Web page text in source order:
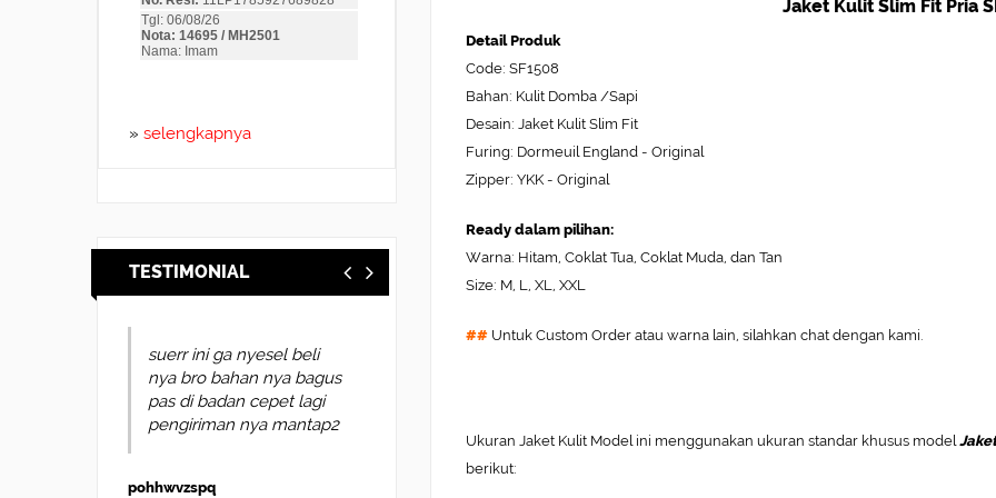
» selengkapnya
TESTIMONIAL
suerr ini ga nyesel beli
nya bro bahan nya bagus
pas di badan cepet lagi
pengiriman nya mantap2
pohhwvzspq
Jaket Kulit Slim Fit Pria
Detail Produk
Code: SF1508
Bahan: Kulit Domba /Sapi
Desain: Jaket Kulit Slim Fit
Furing: Dormeuil England - Original
Zipper: YKK - Original
Ready dalam pilihan:
Warna: Hitam, Coklat Tua, Coklat Muda, dan Tan
Size: M, L, XL, XXL
## Untuk Custom Order atau warna lain, silahkan chat dengan kami.
Ukuran Jaket Kulit Model ini menggunakan ukuran standar khusus model
berikut: